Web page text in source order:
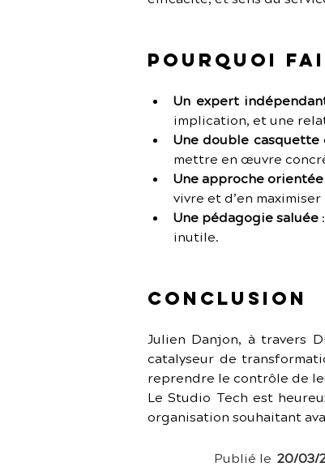
Pourquoi
Un expert
implication, et une
Une double casquette
mettre en œuvre
Une approche
vivre et d’en maximiser
Une pédagogie saluée :
inutile.
Conclusion
Julien Danjon, à travers
catalyseur de
reprendre le contrôle de
Le Studio Tech est
organisation souhaitant
Publié le 20/03/